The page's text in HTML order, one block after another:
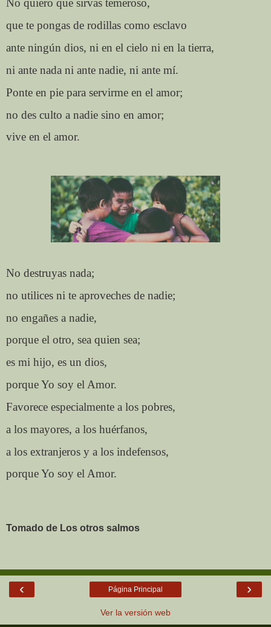
No quiero que sirvas temeroso,
que te pongas de rodillas como esclavo
ante ningún dios, ni en el cielo ni en la tierra,
ni ante nada ni ante nadie, ni ante mí.
Ponte en pie para servirme en el amor;
no des culto a nadie sino en amor;
vive en el amor.
No destruyas nada;
no utilices ni te aproveches de nadie;
no engañes a nadie,
porque el otro, sea quien sea;
es mi hijo, es un dios,
porque Yo soy el Amor.
Favorece especialmente a los pobres,
a los mayores, a los huérfanos,
a los extranjeros y a los indefensos,
porque Yo soy el Amor.
Tomado de Los otros salmos
‹ ›
Página Principal
Ver la versión web